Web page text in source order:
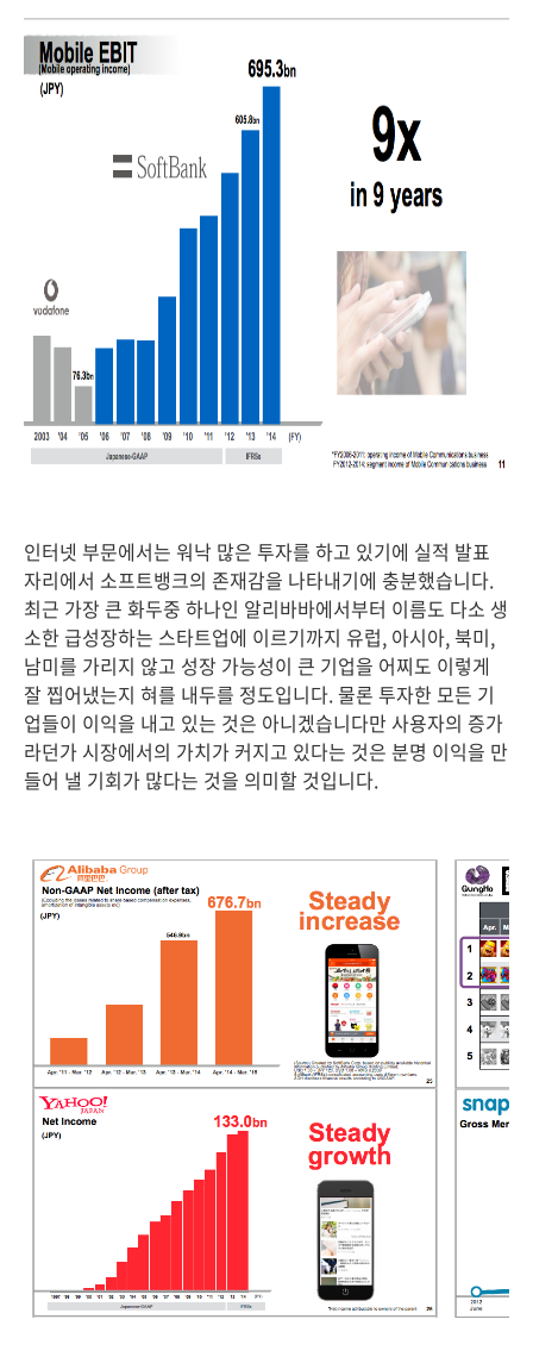
인터넷 부문에서는 워낙 많은 투자를 하고 있기에 실적 발표
자리에서 소프트뱅크의 존재감을 나타내기에 충분했습니다.
최근 가장 큰 화두중 하나인 알리바바에서부터 이름도 다소 생
소한 급성장하는 스타트업에 이르기까지 유럽, 아시아, 북미,
남미를 가리지 않고 성장 가능성이 큰 기업을 어찌도 이렇게
잘 찝어냈는지 혀를 내두를 정도입니다. 물론 투자한 모든 기
업들이 이익을 내고 있는 것은 아니겠습니다만 사용자의 증가
라던가 시장에서의 가치가 커지고 있다는 것은 분명 이익을 만
들어 낼 기회가 많다는 것을 의미할 것입니다.